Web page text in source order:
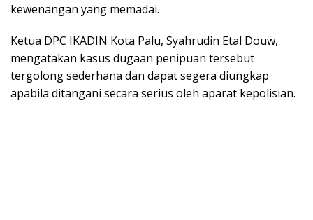
kewenangan yang memadai.
Ketua DPC IKADIN Kota Palu, Syahrudin Etal Douw,
mengatakan kasus dugaan penipuan tersebut
tergolong sederhana dan dapat segera diungkap
apabila ditangani secara serius oleh aparat kepolisian.